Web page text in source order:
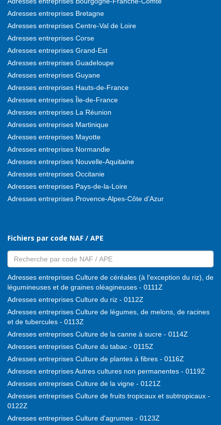
Adresses entreprises Bretagne
Adresses entreprises Centre-Val de Loire
Adresses entreprises Corse
Adresses entreprises Grand-Est
Adresses entreprises Guadeloupe
Adresses entreprises Guyane
Adresses entreprises Hauts-de-France
Adresses entreprises Île-de-France
Adresses entreprises La Réunion
Adresses entreprises Martinique
Adresses entreprises Mayotte
Adresses entreprises Normandie
Adresses entreprises Nouvelle-Aquitaine
Adresses entreprises Occitanie
Adresses entreprises Pays-de-la-Loire
Adresses entreprises Provence-Alpes-Côte d'Azur
Fichiers par code NAF / APE
Adresses entreprises Culture de céréales (à l'exception du riz), de
légumineuses et de graines oléagineuses - 0111Z
Adresses entreprises Culture du riz - 0112Z
Adresses entreprises Culture de légumes, de melons, de racines
et de tubercules - 0113Z
Adresses entreprises Culture de la canne à sucre - 0114Z
Adresses entreprises Culture du tabac - 0115Z
Adresses entreprises Culture de plantes à fibres - 0116Z
Adresses entreprises Autres cultures non permanentes - 0119Z
Adresses entreprises Culture de la vigne - 0121Z
Adresses entreprises Culture de fruits tropicaux et subtropicaux -
0122Z
Adresses entreprises Culture d'agrumes - 0123Z